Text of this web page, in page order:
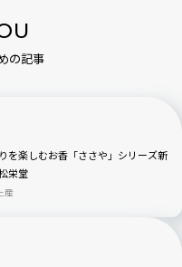
の記事
を楽しむお香「ささや」シリーズ新
栄堂
産